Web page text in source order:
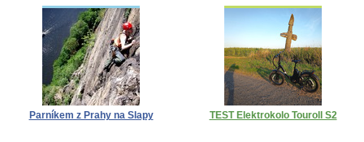
Parníkem z Prahy na Slapy TEST Elektrokolo Touroll S2